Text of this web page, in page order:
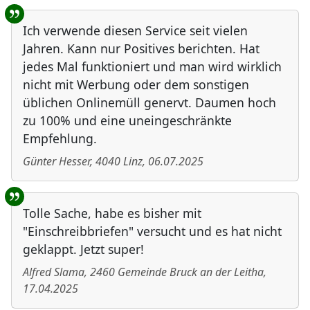
Ich verwende diesen Service seit vielen
Jahren. Kann nur Positives berichten. Hat
jedes Mal funktioniert und man wird wirklich
nicht mit Werbung oder dem sonstigen
üblichen Onlinemüll genervt. Daumen hoch
zu 100% und eine uneingeschränkte
Empfehlung.
Günter Hesser, 4040Linz, 06.07.2025
Tolle Sache, habe es bisher mit
"Einschreibbriefen" versucht und es hat nicht
geklappt. Jetzt super!
Alfred Slama, 2460 Gemeinde Bruck an der Leitha,
17.04.2025